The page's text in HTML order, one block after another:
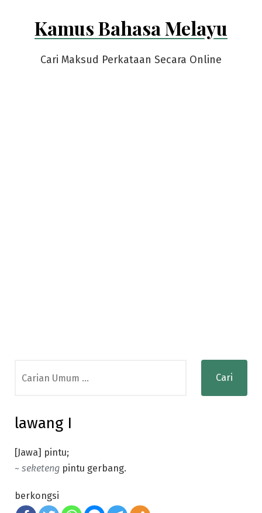
Kamus Bahasa Melayu
Cari Maksud Perkataan Secara Online
for:
lawang I
[Jawa] pintu;
~ seketeng pintu gerbang.
berkongsi